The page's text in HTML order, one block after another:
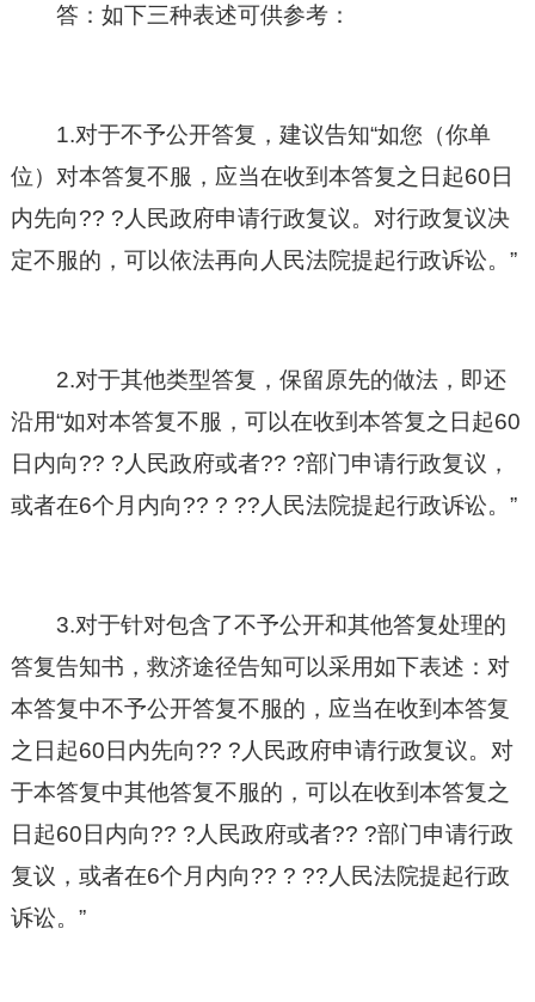
答：如下三种表述可供参考：
1.对于不予公开答复，建议告知“如您（你单
位）对本答复不服，应当在收到本答复之日起60日
内先向?? ?人民政府申请行政复议。对行政复议决
定不服的，可以依法再向人民法院提起行政诉讼。”
2.对于其他类型答复，保留原先的做法，即还
沿用“如对本答复不服，可以在收到本答复之日起60
日内向?? ?人民政府或者?? ?部门申请行政复议，
或者在6个月内向?? ? ??人民法院提起行政诉讼。”
3.对于针对包含了不予公开和其他答复处理的
答复告知书，救济途径告知可以采用如下表述：对
本答复中不予公开答复不服的，应当在收到本答复
之日起60日内先向?? ?人民政府申请行政复议。对
于本答复中其他答复不服的，可以在收到本答复之
日起60日内向?? ?人民政府或者?? ?部门申请行政
复议，或者在6个月内向?? ? ??人民法院提起行政
诉讼。”